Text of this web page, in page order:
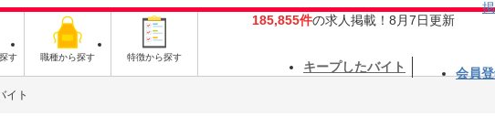
す 職種から探す 特徴から探す
185,855件の求人掲載！8月7日更新
キープしたバイト 会員
イト